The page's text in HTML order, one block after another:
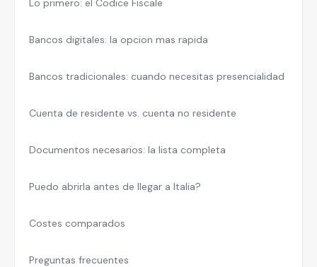
Lo primero: el Codice Fiscale
Bancos digitales: la opcion mas rapida
Bancos tradicionales: cuando necesitas presencialidad
Cuenta de residente vs. cuenta no residente
Documentos necesarios: la lista completa
Puedo abrirla antes de llegar a Italia?
Costes comparados
Preguntas frecuentes